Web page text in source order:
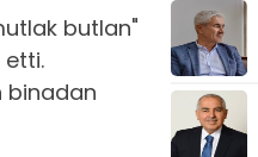
butlan"
etti.
binadan